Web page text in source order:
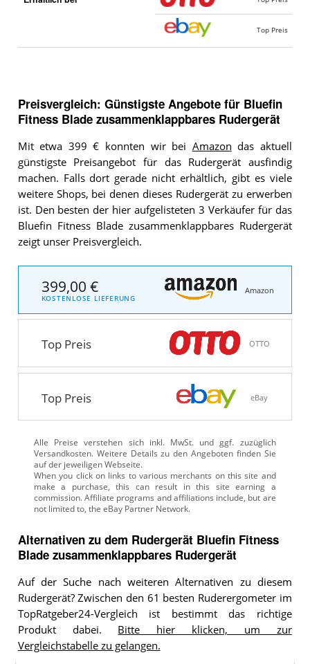
Top Preis
Preisvergleich: Günstigste Angebote für Bluefin
Fitness Blade zusammenklappbares Rudergerät
Mit etwa 399 € konnten wir bei Amazon das aktuell
günstigste Preisangebot für das Rudergerät ausfindig
machen. Falls dort gerade nicht erhältlich, gibt es viele
weitere Shops, bei denen dieses Rudergerät zu erwerben
ist. Den besten der hier aufgelisteten 3 Verkäufer für das
Bluefin Fitness Blade zusammenklappbares Rudergerät
zeigt unser Preisvergleich.
399,00 €
KOSTENLOSE LIEFERUNG
Amazon
Top Preis OTTO
Top Preis eBay
Alle Preise verstehen sich inkl. MwSt. und ggf. zuzüglich
Versandkosten. Weitere Details zu den Angeboten finden Sie
auf der jeweiligen Webseite.
Alternativen zu dem Rudergerät Bluefin Fitness
Blade zusammenklappbares Rudergerät
Auf der Suche nach weiteren Alternativen zu diesem
Rudergerät? Zwischen den 61 besten Ruderergometer im
TopRatgeber24-Vergleich ist bestimmt das richtige
Produkt dabei. Bitte hier klicken, um zur
Vergleichstabelle zu gelangen.